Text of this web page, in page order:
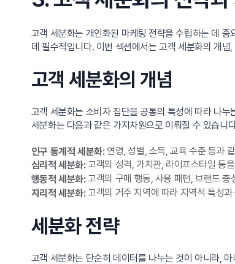
고객 세분화는 개인화된 마케팅 전략을 수립하는 데
데 필수적입니다. 이번 섹션에서는 고객 세분화의 개
고객 세분화의 개념
고객 세분화는 소비자 집단을 공통의 특성에 따라 나
세분화는 다음과 같은 가지차원으로 이뤄질 수 있습니
인구 통계적 세분화:연령, 성별, 소득, 교육 수준 등과
심리적 세분화:고객의 성격, 가치관, 라이프스타일 등
행동적 세분화:고객의 구매 행동, 사용 패턴, 브랜드 충
지리적 세분화:고객의 거주 지역에 따라 지역적 특성
세분화 전략
고객 세분화는 단순히 데이터를 나누는 것이 아니라,